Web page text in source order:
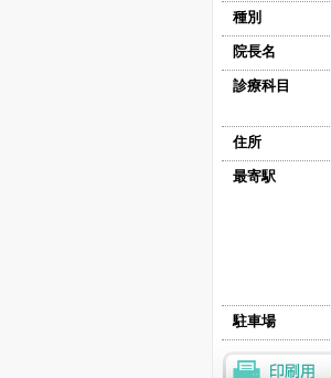
種別
院長名
診療科目
住所
最寄駅
駐車場